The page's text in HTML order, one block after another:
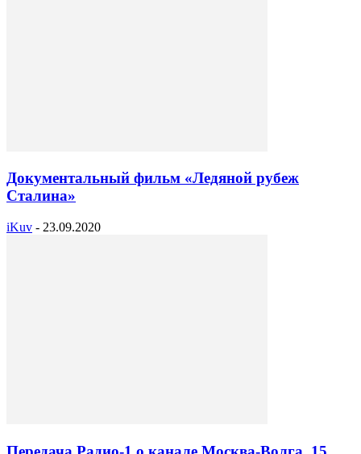
Документальный фильм «Ледяной рубеж
Сталина»
iKuv - 23.09.2020